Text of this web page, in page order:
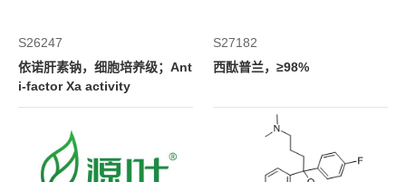
S26247
依诺肝素钠，细胞培养级；Ant
i-factor Xa activity
S27182
西酞普兰，≥98%